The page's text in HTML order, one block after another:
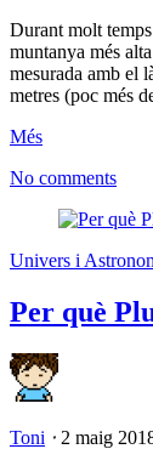
Durant molt
muntanya més
mesurada amb el
metres (poc més
Més
No comments
Univers i
Per què
Toni ⋅ 2 maig